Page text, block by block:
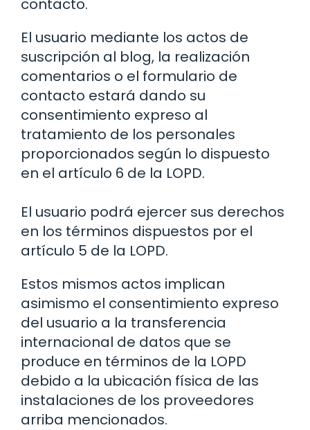
contacto.
El usuario mediante los actos de
suscripción al blog, la realización
comentarios o el formulario de
contacto estará dando su
consentimiento expreso al
tratamiento de los personales
proporcionados según lo dispuesto
en el artículo 6 de la LOPD.
El usuario podrá ejercer sus derechos
en los términos dispuestos por el
artículo 5 de la LOPD.
Estos mismos actos implican
asimismo el consentimiento expreso
del usuario a la transferencia
internacional de datos que se
produce en términos de la LOPD
debido a la ubicación física de las
instalaciones de los proveedores
arriba mencionados.